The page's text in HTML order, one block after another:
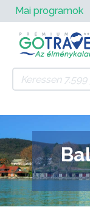
Mai programok